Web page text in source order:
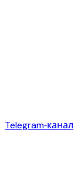
Telegram‑канал